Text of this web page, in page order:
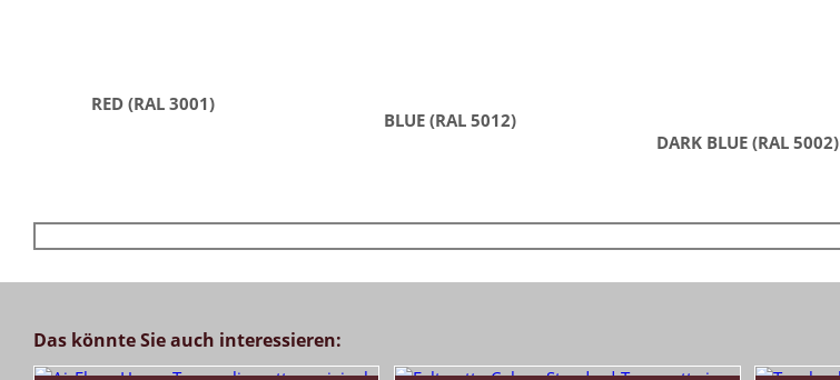
RED (RAL 3001)
BLUE (RAL 5012)
DARK BLUE (RAL 5002)
Das könnte Sie auch interessieren: